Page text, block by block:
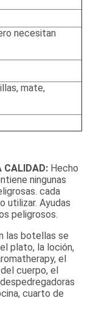
necesitan
mate,
CALIDAD:Hecho
ningunas
cada
utilizar. Ayudas
peligrosos.
las botellas se
plato, la loción,
el
cuerpo, el
cuarto de